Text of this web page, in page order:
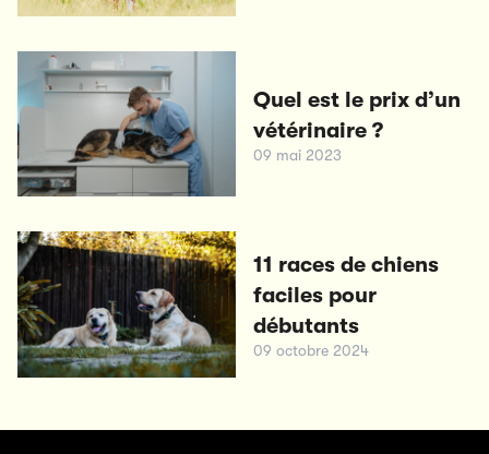
Quel est le prix d’un
vétérinaire ?
09 mai 2023
11 races de chiens
faciles pour
débutants
09 octobre 2024